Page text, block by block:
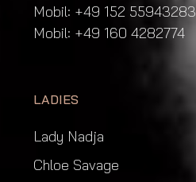
Mobil: +49 152 55943283
Mobil: +49 160 4282774
LADIES
Lady Nadja
Chloe Savage